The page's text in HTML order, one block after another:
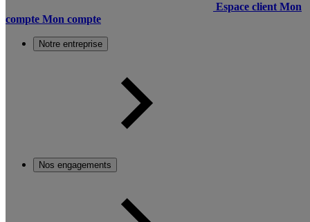
Espace client Mon
compte Mon compte
Notre entreprise
Nos engagements